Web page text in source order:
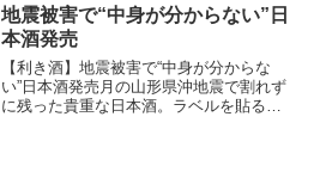
地震被害で“中身が分からない”日
本酒発売
【利き酒】地震被害で“中身が分からな
い”日本酒発売月の山形県沖地震で割れず
に残った貴重な日本酒。ラベルを貼る前